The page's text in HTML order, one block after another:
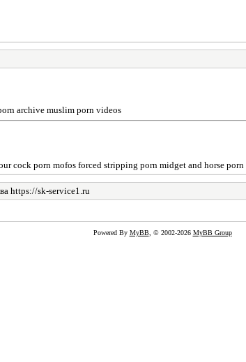
archive muslim porn videos
cock porn mofos forced stripping porn midget and horse porn
https://sk-service1.ru
Powered By MyBB, © 2002-2026 MyBB Group